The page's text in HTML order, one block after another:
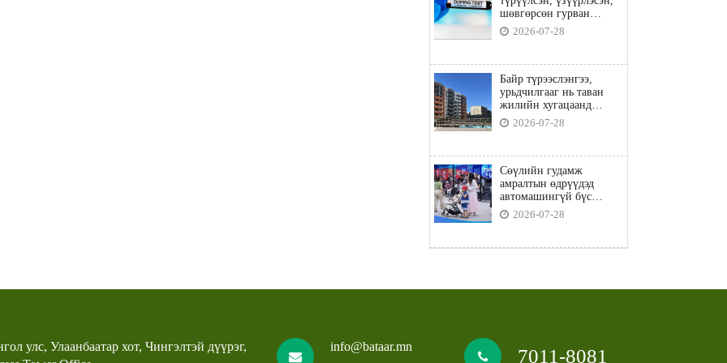
шөвгөрсөн гурван
бөхөөс допинг илэрчээ
2026-07-28
Байр түрээслэнгээ,
урьдчилгааг нь таван
жилийн хугацаанд
төлбөл орон сууцны
зээлд хамрагдана
2026-07-28
Сөүлийн гудамж
амралтын өдрүүдэд
автомашингүй бүс
боллоо
2026-07-28
улс, Улаанбаатар хот, Чингэлтэй дүүрэг,
info@bataar.mn 7011-8081